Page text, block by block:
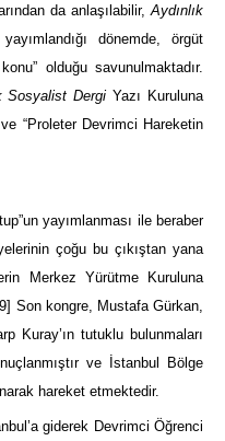
da anlaşılabilir, Aydınlık
dönemde, örgüt
olduğu savunulmaktadır.
Sosyalist Dergi Yazı Kuruluna
“Proleter Devrimci Hareketin
yayımlanması ile beraber
çoğu bu çıkıştan yana
Merkez Yürütme Kuruluna
Son kongre, Mustafa Gürkan,
Kuray’ın tutuklu bulunmaları
ve İstanbul Bölge
hareket etmektedir.
giderek Devrimci Öğrenci